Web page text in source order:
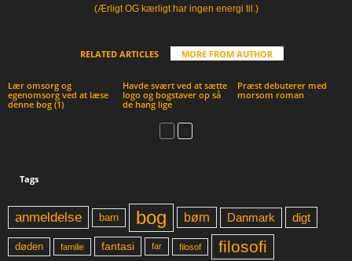
(Ærligt OG kærligt har ingen energi til.)
RELATED ARTICLES MORE FROM AUTHOR
Lær omsorg og
egenomsorg ved at læse
denne bog (1)
Havde svært ved at sætte
logo og bogstaver op så
de hang lige
Præst debuterer med
morsom roman
Tags
anmeldelse barn bog børn Danmark digt
døden familie fantasi far filosof
filosofi